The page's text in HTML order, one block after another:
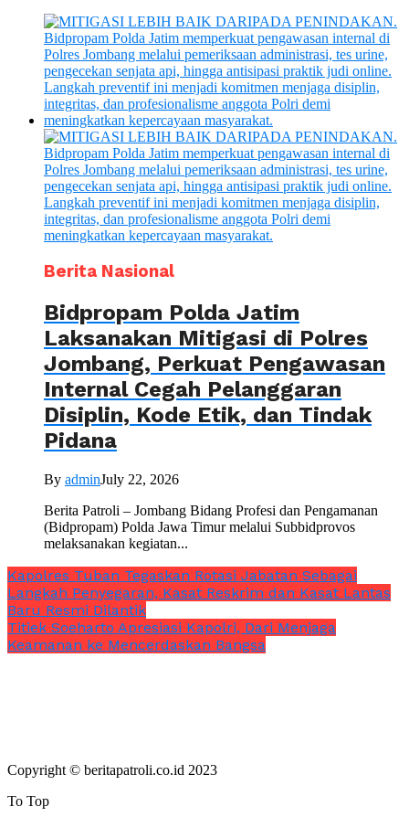
Berita Nasional
Bidpropam Polda Jatim
Laksanakan Mitigasi di Polres
Jombang, Perkuat Pengawasan
Internal Cegah Pelanggaran
Disiplin, Kode Etik, dan Tindak
Pidana
By adminJuly 22, 2026
Berita Patroli – Jombang Bidang Profesi dan Pengamanan
(Bidpropam) Polda Jawa Timur melalui Subbidprovos
melaksanakan kegiatan...
Kapolres Tuban Tegaskan Rotasi Jabatan Sebagai
Langkah Penyegaran, Kasat Reskrim dan Kasat Lantas
Baru Resmi Dilantik
Titiek Soeharto Apresiasi Kapolri, Dari Menjaga
Keamanan ke Mencerdaskan Bangsa
Copyright © beritapatroli.co.id 2023
To Top